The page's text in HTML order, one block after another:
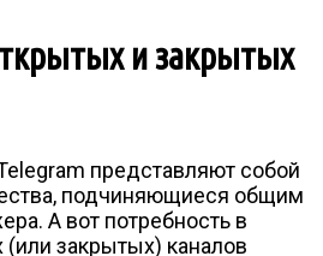
и закрытых
представляют собой
подчиняющиеся общим
А вот потребность в
закрытых) каналов